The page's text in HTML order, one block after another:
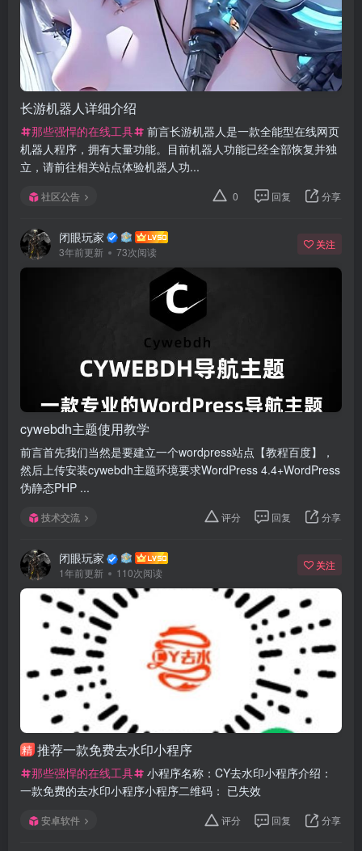
长游机器人详细介绍
那些强悍的在线工具
前言长游机器人是一款全能型在线网页
机器人程序，拥有大量功能。目前机器人功能已经全部恢复并独
立，请前往相关站点体验机器人功...
社区公告 0 回复 分享
闭眼玩家
3年前更新 73次阅读
关注
cywebdh主题使用教学
前言首先我们当然是要建立一个wordpress站点【教程百度】，
然后上传安装cywebdh主题环境要求WordPress 4.4+WordPress
伪静态PHP ...
技术交流 评分 回复 分享
闭眼玩家
1年前更新 110次阅读
关注
精 推荐一款免费去水印小程序
那些强悍的在线工具
小程序名称：CY去水印小程序介绍：
一款免费的去水印小程序小程序二维码： 已失效
安卓软件 评分 回复 分享